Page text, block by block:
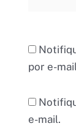
por e-
e-mail.